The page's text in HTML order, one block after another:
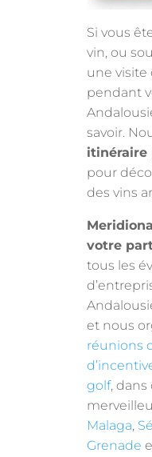
Si vous
vin, ou
une visite
pendant
savoir.
itinéraire
pour
des vins
votre
tous les
et nous
réunions
golf,
Malaga,
Grenade